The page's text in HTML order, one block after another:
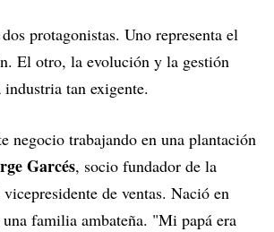
protagonistas. Uno representa el
El otro, la evolución y la gestión
tan exigente.
negocio trabajando en una plantación
Garcés, socio fundador de la
de ventas. Nació en
familia ambateña. "Mi papá era